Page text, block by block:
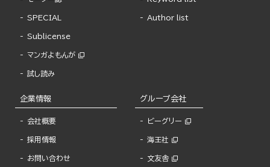
SPECIAL
Sublicense
マンガよもんが
試し読み
Author list
企業情報
会社概要
採用情報
お問い合わせ
グループ会社
ビーグリー
海王社
文友舎